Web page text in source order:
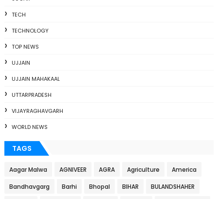
TECH
TECHNOLOGY
TOP NEWS
UJJAIN
UJJAIN MAHAKAAL
UTTARPRADESH
VIJAYRAGHAVGARH
WORLD NEWS
TAGS
Aagar Malwa AGNIVEER AGRA Agriculture America
Bandhavgarg Barhi Bhopal BIHAR BULANDSHAHER